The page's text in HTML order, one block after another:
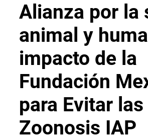
Alianza por la
animal y
impacto de la
Fundación
para Evitar las
Zoonosis IAP